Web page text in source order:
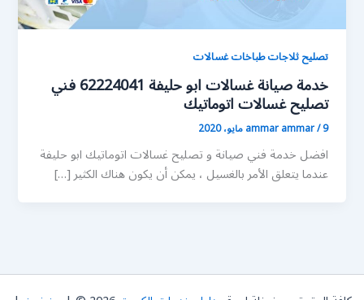
تصليح ثلاجات طباخات غسالات
خدمة صيانة غسالات ابو حليفة 62224041 فني
تصليح غسالات اتوماتيك
ammar ammar/9 مايو، 2020
افضل خدمة فني صيانة و تصليح غسالات اتوماتيك ابو حليفة
عندما يتعلق الأمر بالغسيل ، يمكن أن يكون هناك الكثير […]